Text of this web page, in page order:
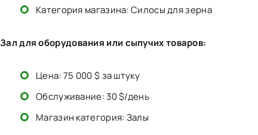
Категория магазина: Силосы для зерна
Зал для оборудования или сыпучих товаров:
Цена: 75 000 $ за штуку
Обслуживание: 30 $/день
Магазин категория: Залы